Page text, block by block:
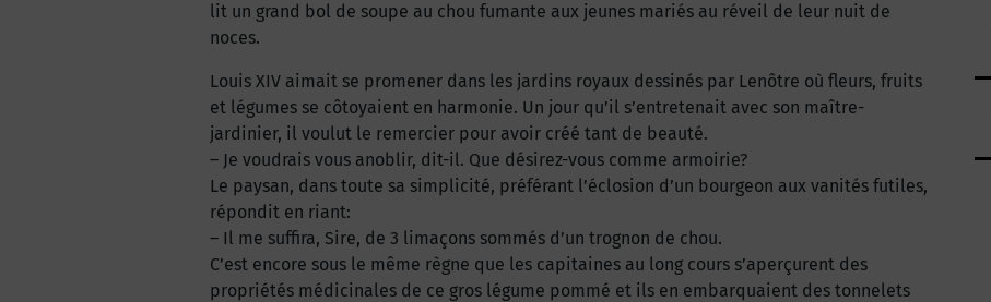
lit un grand bol de soupe au chou fumante aux jeunes mariés au réveil de leur nuit de
noces.
Louis XIV aimait se promener dans les jardins royaux dessinés par Lenôtre où fleurs, fruits
et légumes se côtoyaient en harmonie. Un jour qu’il s’entretenait avec son maître-
jardinier, il voulut le remercier pour avoir créé tant de beauté.
– Je voudrais vous anoblir, dit-il. Que désirez-vous comme armoirie?
Le paysan, dans toute sa simplicité, préférant l’éclosion d’un bourgeon aux vanités futiles,
répondit en riant:
– Il me suffira, Sire, de 3 limaçons sommés d’un trognon de chou.
C’est encore sous le même règne que les capitaines au long cours s’aperçurent des
propriétés médicinales de ce gros légume pommé et ils en embarquaient des tonnelets